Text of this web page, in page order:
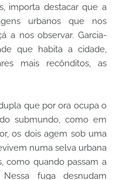
importa destacar que a
urbanos que nos
a nos observar. Garcia-
que habita a cidade,
mais recônditos, as
que por ora ocupa o
submundo, como em
os dois agem sob uma
numa selva urbana
como quando passam a
fuga desnudam